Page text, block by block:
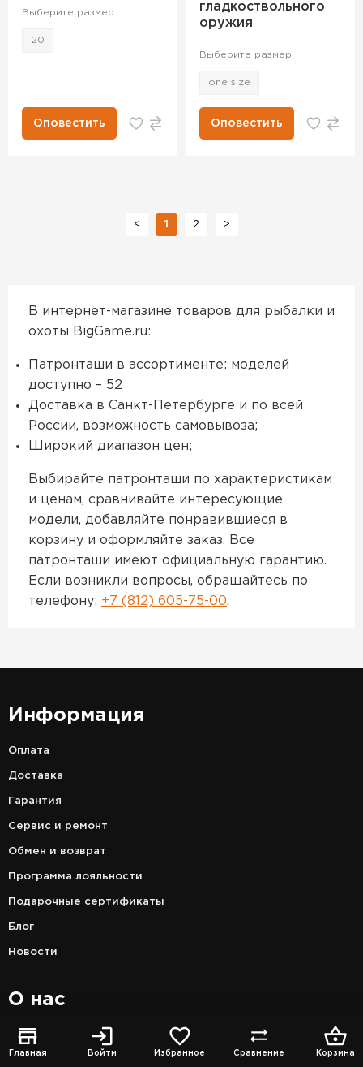
Главная Войти Избранное Сравнение Корзина
Выберите размер:
20
Оповестить
гладкоствольного
оружия
Выберите размер:
one size
Оповестить
< 1 2 >
В интернет-магазине товаров для рыбалки и
охоты BigGame.ru:
Патронташи в ассортименте: моделей
доступно – 52
Доставка в Санкт-Петербурге и по всей
России, возможность самовывоза;
Широкий диапазон цен;
Выбирайте патронташи по характеристикам
и ценам, сравнивайте интересующие
модели, добавляйте понравившиеся в
корзину и оформляйте заказ. Все
патронташи имеют официальную гарантию.
Если возникли вопросы, обращайтесь по
телефону: +7 (812) 605-75-00.
Информация
Оплата
Доставка
Гарантия
Сервис и ремонт
Обмен и возврат
Программа лояльности
Подарочные сертификаты
Блог
Новости
О нас
О магазине